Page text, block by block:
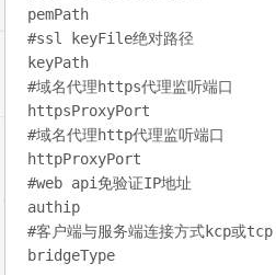
#ssl keyFile绝对路径
#域名代理https代理监听端口
#域名代理http代理监听端口
#web api免验证IP地址
#客户端与服务端连接方式kcp或tcp
bridgeType